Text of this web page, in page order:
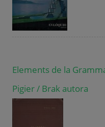
Elements de la
Pigier / Brak autora